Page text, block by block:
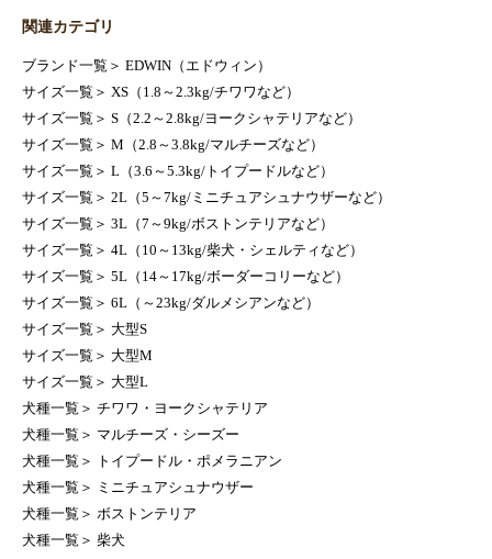
関連カテゴリ
ブランド一覧 ＞ EDWIN（エドウィン）
サイズ一覧 ＞ XS（1.8～2.3kg/チワワなど）
サイズ一覧 ＞ S（2.2～2.8kg/ヨークシャテリアなど）
サイズ一覧 ＞ M（2.8～3.8kg/マルチーズなど）
サイズ一覧 ＞ L（3.6～5.3kg/トイプードルなど）
サイズ一覧 ＞ 2L（5～7kg/ミニチュアシュナウザーなど）
サイズ一覧 ＞ 3L（7～9kg/ボストンテリアなど）
サイズ一覧 ＞ 4L（10～13kg/柴犬・シェルティなど）
サイズ一覧 ＞ 5L（14～17kg/ボーダーコリーなど）
サイズ一覧 ＞ 6L（～23kg/ダルメシアンなど）
サイズ一覧 ＞ 大型S
サイズ一覧 ＞ 大型M
サイズ一覧 ＞ 大型L
犬種一覧 ＞ チワワ・ヨークシャテリア
犬種一覧 ＞ マルチーズ・シーズー
犬種一覧 ＞
トイプードル・ポメラニアン
犬種一覧 ＞
ミニチュアシュナウザー
犬種一覧 ＞ ボストンテリア
犬種一覧 ＞ 柴犬